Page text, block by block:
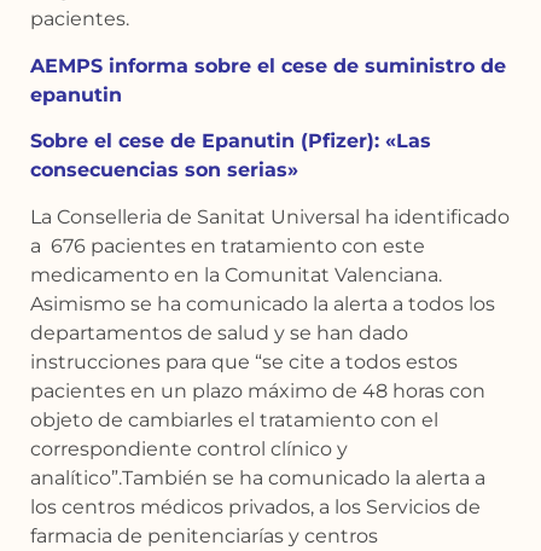
pacientes.
AEMPS informa sobre el cese de suministro de
epanutin
Sobre el cese de Epanutin (Pfizer): «Las
consecuencias son serias»
La Conselleria de Sanitat Universal ha identificado
a 676 pacientes en tratamiento con este
medicamento en la Comunitat Valenciana.
Asimismo se ha comunicado la alerta a todos los
departamentos de salud y se han dado
instrucciones para que “se cite a todos estos
pacientes en un plazo máximo de 48 horas con
objeto de cambiarles el tratamiento con el
correspondiente control clínico y
analítico”.También se ha comunicado la alerta a
los centros médicos privados, a los Servicios de
farmacia de penitenciarías y centros